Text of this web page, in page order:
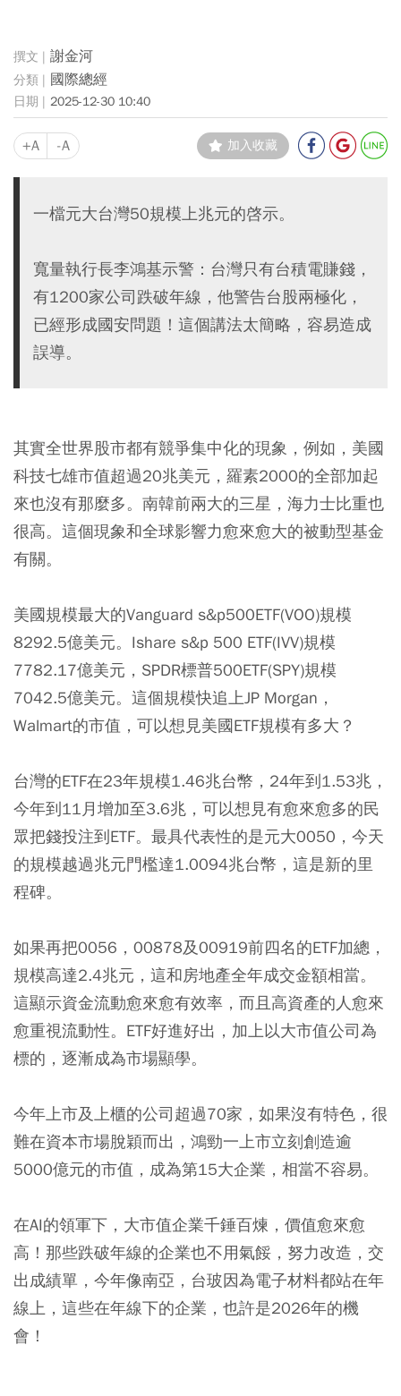
謝金河
國際總經
2025-12-30 10:40
+A -A 加入收藏
一檔元大台灣50規模上兆元的啓示。
寬量執行長李鴻基示警：台灣只有台積電賺錢，
有1200家公司跌破年線，他警告台股兩極化，
已經形成國安問題！這個講法太簡略，容易造成
誤導。
其實全世界股市都有競爭集中化的現象，例如，美國
科技七雄市值超過20兆美元，羅素2000的全部加起
來也沒有那麼多。南韓前兩大的三星，海力士比重也
很高。這個現象和全球影響力愈來愈大的被動型基金
有關。
美國規模最大的Vanguard s&p500ETF(VOO)規模
8292.5億美元。Ishare s&p 500 ETF(IVV)規模
7782.17億美元，SPDR標普500ETF(SPY)規模
7042.5億美元。這個規模快追上JP Morgan，
Walmart的市值，可以想見美國ETF規模有多大？
台灣的ETF在23年規模1.46兆台幣，24年到1.53兆，
今年到11月增加至3.6兆，可以想見有愈來愈多的民
眾把錢投注到ETF。最具代表性的是元大0050，今天
的規模越過兆元門檻達1.0094兆台幣，這是新的里
程碑。
如果再把0056，00878及00919前四名的ETF加總，
規模高達2.4兆元，這和房地產全年成交金額相當。
這顯示資金流動愈來愈有效率，而且高資產的人愈來
愈重視流動性。ETF好進好出，加上以大市值公司為
標的，逐漸成為市場顯學。
今年上市及上櫃的公司超過70家，如果沒有特色，很
難在資本市場脫穎而出，鴻勁一上市立刻創造逾
5000億元的市值，成為第15大企業，相當不容易。
在AI的領軍下，大市值企業千錘百煉，價值愈來愈
高！那些跌破年線的企業也不用氣餒，努力改造，交
出成績單，今年像南亞，台玻因為電子材料都站在年
線上，這些在年線下的企業，也許是2026年的機
會！